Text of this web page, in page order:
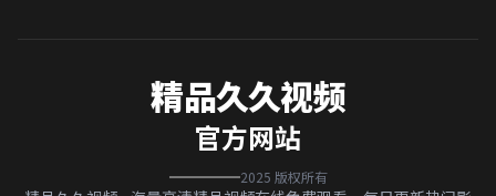
精品久久视频
官方网站
2025 版权所有